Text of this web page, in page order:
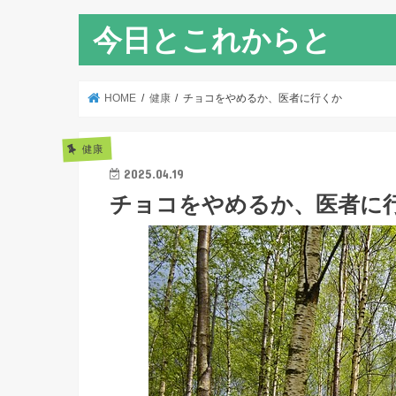
今日とこれからと
HOME 健康 チョコをやめるか、医者に行くか
健康
2025.04.19
チョコをやめるか、医者に